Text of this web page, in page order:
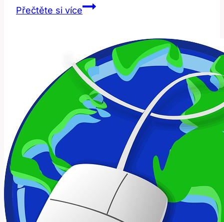
Přečtěte si víceAt
Moment:
Jak
Správně
Používat
Tuto
Frázi?